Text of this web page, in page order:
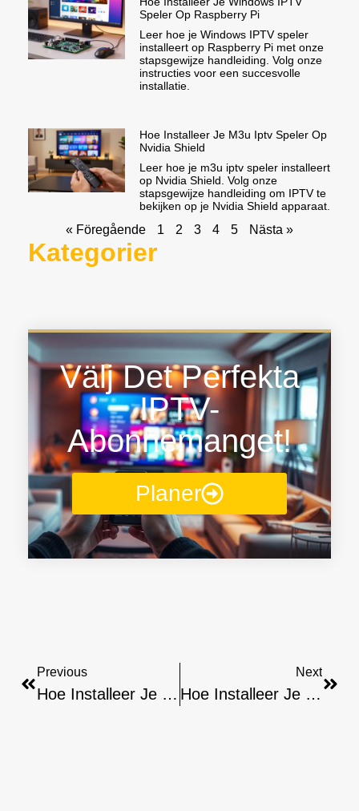
Speler Op Raspberry Pi
Leer hoe je Windows IPTV speler
installeert op Raspberry Pi met onze
stapsgewijze handleiding. Volg onze
instructies voor een succesvolle
installatie.
Hoe Installeer Je M3u Iptv Speler Op
Nvidia Shield
Leer hoe je m3u iptv speler installeert
op Nvidia Shield. Volg onze
stapsgewijze handleiding om IPTV te
bekijken op je Nvidia Shield apparaat.
« Föregående 1 2 3 4 5 Nästa »
Kategorier
Välj Det Perfekta
IPTV-
Abonnemanget!
Planer
Previous
Hoe Installeer Je M3u Iptv Speler Op Nvidia Shield
Next
Hoe Installeer Je Windows IPTV Speler Op Raspberry Pi